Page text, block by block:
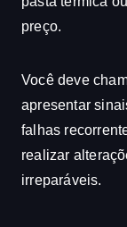
preço.
Você deve
apresentar
falhas
realizar
irreparáveis.